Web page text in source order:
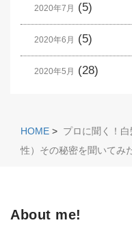
2020年7月 (5)
2020年6月 (5)
2020年5月 (28)
HOME > プロに聞く！
性）その秘密を聞いてみ
About me!